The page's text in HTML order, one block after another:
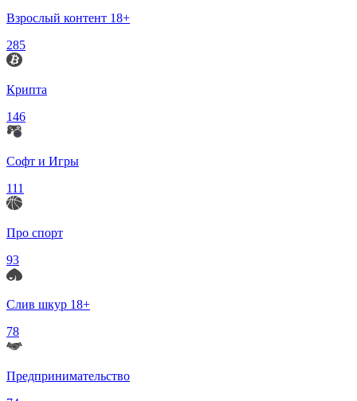
Взрослый контент 18+
285
Крипта
146
Софт и Игры
111
Про спорт
93
Слив шкур 18+
78
Предпринимательство